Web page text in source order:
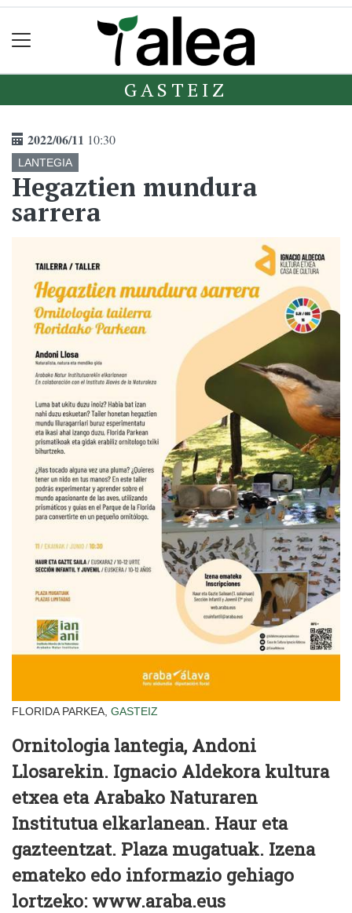
GASTEIZ
2022/06/11 10:30
LANTEGIA
Hegaztien mundura
sarrera
FLORIDA PARKEA, GASTEIZ
Ornitologia lantegia, Andoni
Llosarekin. Ignacio Aldekora kultura
etxea eta Arabako Naturaren
Institutua elkarlanean. Haur eta
gazteentzat. Plaza mugatuak. Izena
emateko edo informazio gehiago
lortzeko: www.araba.eus